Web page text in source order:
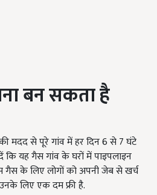
बन सकता है
मदद से पूरे गांव में हर दिन 6 से 7 घंटे
कि यह गैस गांव के घरों में पाइपलाइन
के लिए लोगों को अपनी जेब से खर्च
लिए एक दम फ्री है.